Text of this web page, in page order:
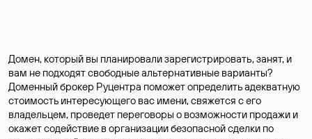
Домен, который вы планировали зарегистрировать, занят, и
вам не подходят свободные альтернативные варианты?
Доменный брокер Руцентра поможет определить адекватную
стоимость интересующего вас имени, свяжется с его
владельцем, проведет переговоры о возможности продажи и
окажет содействие в организации безопасной сделки по